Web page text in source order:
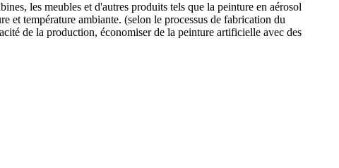
les meubles et d'autres produits tels que la peinture en aérosol
et température ambiante. (selon le processus de fabrication du
de la production, économiser de la peinture artificielle avec des